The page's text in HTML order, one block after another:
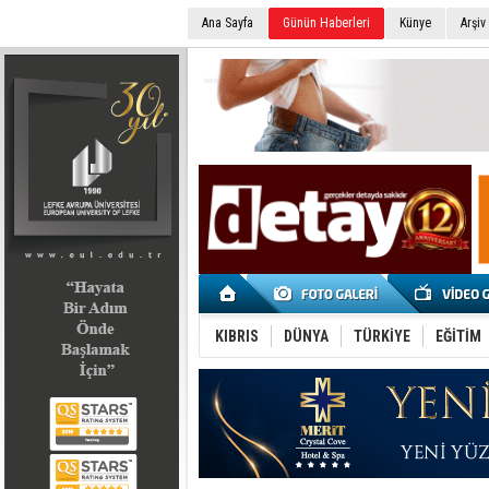
Ana Sayfa Günün Haberleri Künye Arşiv
KIBRIS DÜNYA TÜRKİYE EĞİTİM